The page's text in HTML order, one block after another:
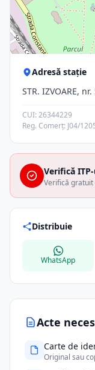
Acte
Carte de
Original sau
Adresă stație
STR. IZVOARE,
CUI: 26344229
Reg. Comerț: J04/
Verifică
Verifică gratuit
Distribuie
WhatsApp